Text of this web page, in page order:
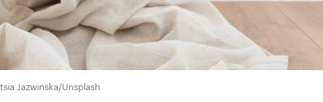
Jazwinska/Unsplash